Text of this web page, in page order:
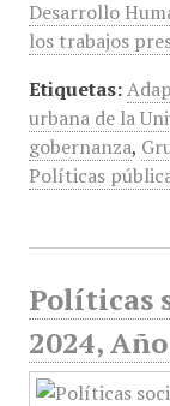
Desarrollo
los trabajos
Etiquetas:
urbana de la
gobernanza,
Políticas
Políticas
2024,